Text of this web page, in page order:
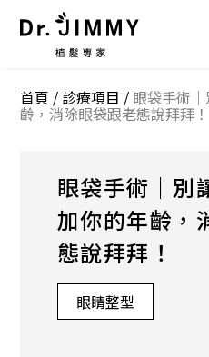
首頁 / 診療項目 / 眼袋手術
齡，消除眼袋跟老態說拜拜！
眼袋手術｜別
加你的年齡，
態說拜拜！
眼睛整型